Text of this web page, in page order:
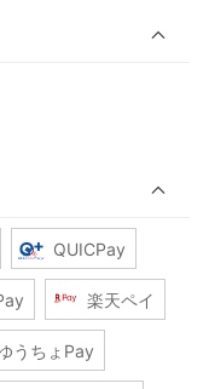
QUICPay
楽天ペイ
うちょPay